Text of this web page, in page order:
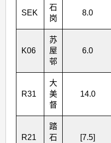
SEK
石
岗
8.0
K06
苏
屋
邨
6.0
R31
大
美
督
14.0
R21
踏
石
[7.5]